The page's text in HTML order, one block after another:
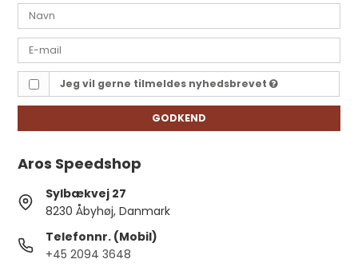
Jeg vil gerne tilmeldes nyhedsbrevet
GODKEND
Aros Speedshop
Sylbækvej 27
8230 Åbyhøj, Danmark
Telefonnr. (Mobil)
+45 2094 3648